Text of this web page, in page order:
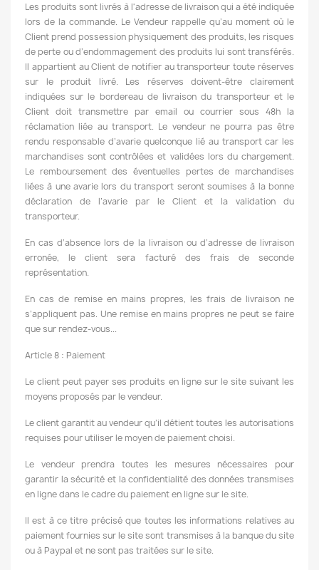
Les produits sont livrés à l'adresse de livraison qui a été indiquée
lors de la commande. Le Vendeur rappelle qu’au moment où le
Client prend possession physiquement des produits, les risques
de perte ou d’endommagement des produits lui sont transférés.
Il appartient au Client de notifier au transporteur toute réserves
sur le produit livré. Les réserves doivent-être clairement
indiquées sur le bordereau de livraison du transporteur et le
Client doit transmettre par email ou courrier sous 48h la
réclamation liée au transport. Le vendeur ne pourra pas être
rendu responsable d’avarie quelconque lié au transport car les
marchandises sont contrôlées et validées lors du chargement.
Le remboursement des éventuelles pertes de marchandises
liées à une avarie lors du transport seront soumises à la bonne
déclaration de l’avarie par le Client et la validation du
transporteur.
En cas d’absence lors de la livraison ou d’adresse de livraison
erronée, le client sera facturé des frais de seconde
représentation.
En cas de remise en mains propres, les frais de livraison ne
s’appliquent pas. Une remise en mains propres ne peut se faire
que sur rendez-vous...
Article 8 : Paiement
Leclient peut payer ses produits en ligne sur le site suivant les
moyens proposés par le vendeur.
Le client garantit au vendeur qu’il détient toutes les autorisations
requises pour utiliser le moyen de paiement choisi.
Le vendeur prendra toutes les mesures nécessaires pour
garantir la sécurité et la confidentialité des données transmises
en ligne dans le cadre du paiement en ligne sur le site.
Il est à ce titre précisé que toutes les informations relatives au
paiement fournies sur le site sont transmises à la banque du site
ou à Paypal et ne sont pas traitées sur le site.